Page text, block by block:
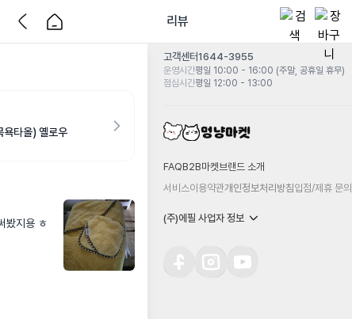
리뷰
욕타올) 옐로우
봤지용 ㅎ
고객센터1644-3955
운영시간평일 10:00 - 16:00 (주말, 공휴일 휴무)
점심시간평일 12:00 - 13:00
FAQB2B마켓 브랜드 소개
서비스이용약관개인정보처리방침입점/제휴 문의
(주)에필 사업자 정보